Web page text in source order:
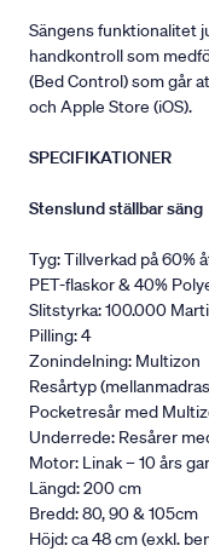
Sängens funktionalitet
handkontroll som
(Bed Control) som går
och Apple Store (iOS).
SPECIFIKATIONER
Stenslund ställbar säng
Tyg: Tillverkad på 60%
PET-flaskor & 40%
Slitstyrka: 100.000
Pilling: 4
Zonindelning: Multizon
Resårtyp
Pocketresår med
Underrede: Resårer
Motor: Linak – 10 års
Längd: 200 cm
Bredd: 80, 90 & 105cm
Höjd: ca 48 cm (exkl.